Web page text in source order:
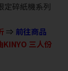
定碎紙機系列
⇒ 前往商品
KINYO 三人份